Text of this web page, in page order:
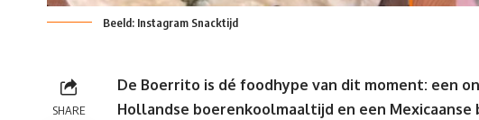
Beeld: Instagram Snacktijd
SHARE
De Boerrito is dé foodhype van dit moment: een
Hollandse boerenkoolmaaltijd en een Mexicaanse